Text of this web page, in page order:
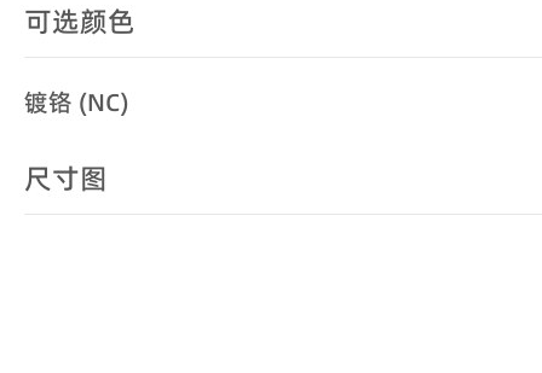
可选颜色
镀铬 (NC)
尺寸图